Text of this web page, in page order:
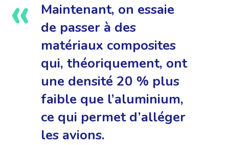
Maintenant, on essaie
de passer à des
matériaux composites
qui, théoriquement, ont
une densité 20 % plus
faible que l’aluminium,
ce qui permet d’alléger
les avions.